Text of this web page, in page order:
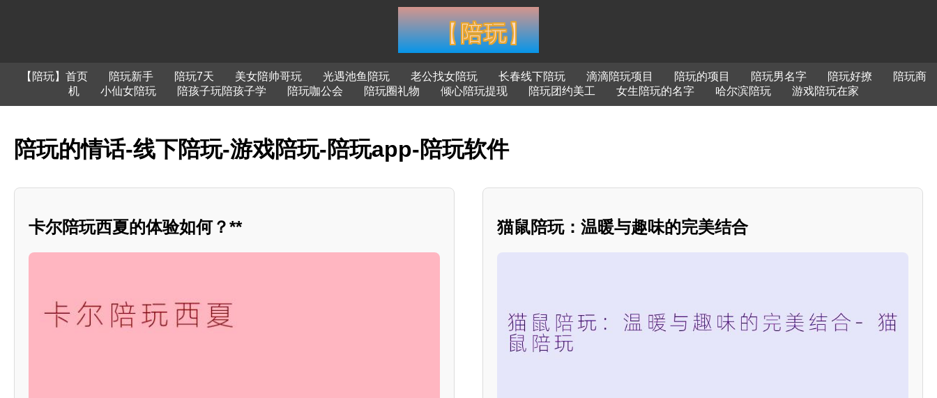
【陪玩】首页 陪玩新手 陪玩7天 美女陪帅哥玩 光遇池鱼陪玩 老公找女陪玩 长春线下陪玩 滴滴陪玩项目 陪玩的项目 陪玩男名字 陪玩好撩
陪玩商
机
小仙女陪玩 陪孩子玩陪孩子学 陪玩咖公会 陪玩圈礼物 倾心陪玩提现 陪玩团约美工 女生陪玩的名字 哈尔滨陪玩 游戏陪玩在家
陪玩的情话-线下陪玩-游戏陪玩-陪玩app-陪玩软件
卡尔陪玩西夏的体验如何？** 猫鼠陪玩：温暖与趣味的完美结合